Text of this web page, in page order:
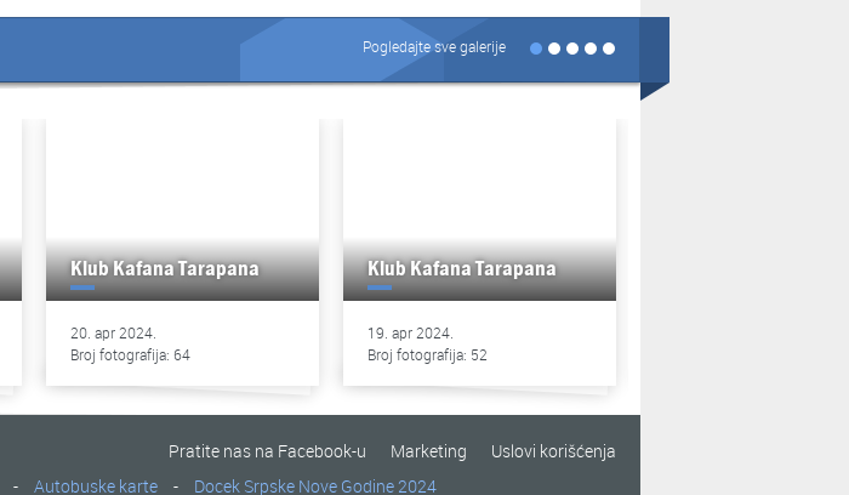
Pogledajte sve galerije
Klub Kafana Tarapana
20. apr 2024.
Broj fotografija: 64
Klub Kafana Tarapana
19. apr 2024.
Broj fotografija: 52
Uslovi korišćenja
Marketing
Pratite nas na Facebook-u
- Autobuske karte - Docek Srpske Nove Godine 2024